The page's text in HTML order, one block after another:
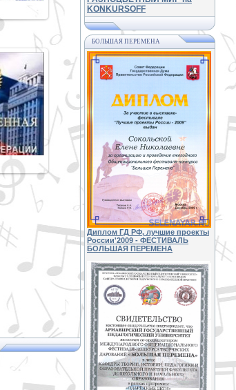
KONKURSOFF
БОЛЬШАЯ ПЕРЕМЕНА
Диплом ГД РФ, лучшие проекты
России'2009 - ФЕСТИВАЛЬ
БОЛЬШАЯ ПЕРЕМЕНА